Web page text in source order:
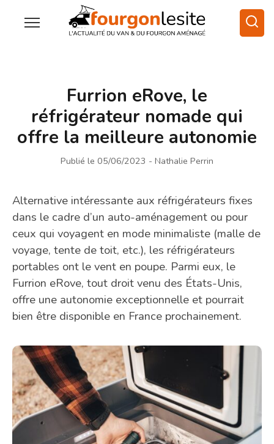
Furrion eRove, le
réfrigérateur nomade qui
offre la meilleure autonomie
Publié le 05/06/2023 - Nathalie Perrin
Alternative intéressante aux réfrigérateurs fixes
dans le cadre d’un auto-aménagement ou pour
ceux qui voyagent en mode minimaliste (malle de
voyage, tente de toit, etc.), les réfrigérateurs
portables ont le vent en poupe. Parmi eux, le
Furrion eRove, tout droit venu des États-Unis,
offre une autonomie exceptionnelle et pourrait
bien être disponible en France prochainement.